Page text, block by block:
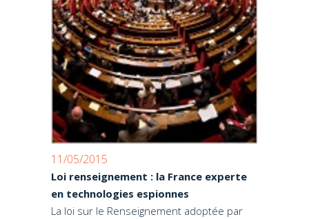
11/05/2015
Loi renseignement : la France experte
en technologies espionnes
La loi sur le Renseignement adoptée par